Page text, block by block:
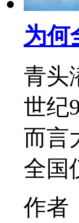
为
青头
世纪
而言
全国
作者